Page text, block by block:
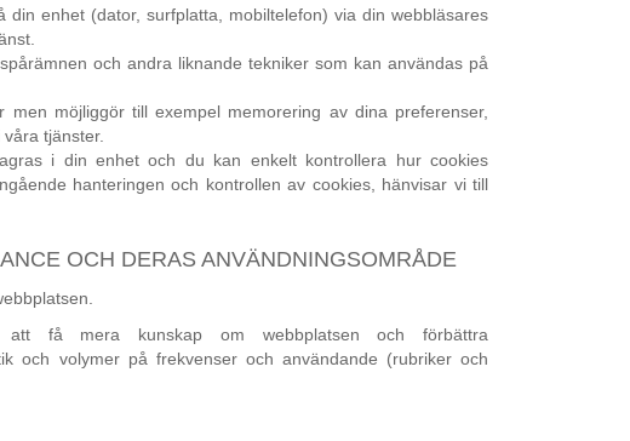
enhet (dator, surfplatta, mobiltelefon) via din webbläsares
och andra liknande tekniker som kan användas på
möjliggör till exempel memorering av dina preferenser,
tjänster.
i din enhet och du kan enkelt kontrollera hur cookies
hanteringen och kontrollen av cookies, hänvisar vi till
OCH DERAS ANVÄNDNINGSOMRÅDE
få mera kunskap om webbplatsen och förbättra
och volymer på frekvenser och användande (rubriker och